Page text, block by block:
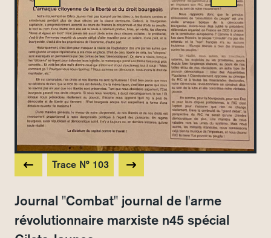
Trace N° 103
Journal "Combat" journal de l'arme
révolutionnaire marxiste n45 spécial